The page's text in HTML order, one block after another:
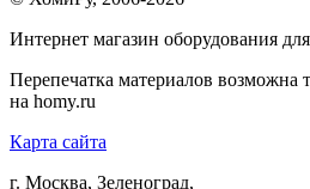
Интернет магазин оборудования
Перепечатка материалов возможна
на homy.ru
Карта сайта
г. Москва, Зеленоград,